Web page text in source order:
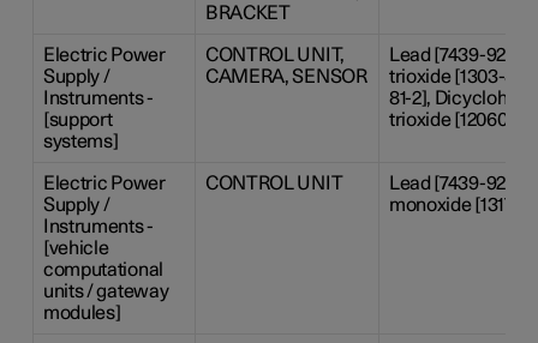
BRACKET
Electric Power
Supply /
Instruments -
[support
systems]
CONTROL UNIT,
CAMERA, SENSOR
Lead [7439-92-
trioxide [1303-86-
81-2],
trioxide [12060-
Electric Power
Supply /
Instruments -
[vehicle
computational
units / gateway
modules]
CONTROL UNIT
Lead [7439-92-
monoxide [1317-